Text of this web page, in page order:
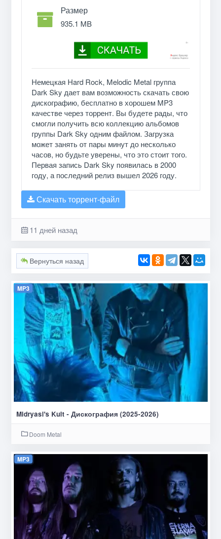
Размер
935.1 MB
Немецкая Hard Rock, Melodic Metal группа
Dark Sky дает вам возможность скачать свою
дискографию, бесплатно в хорошем MP3
качестве через торрент. Вы будете рады, что
смогли получить всю коллекцию альбомов
группы Dark Sky одним файлом. Загрузка
может занять от пары минут до несколько
часов, но будьте уверены, что это стоит того.
Первая запись Dark Sky появилась в 2000
году, а последний релиз вышел 2026 году.
Скачать торрент-файл
11 дней назад
Вернуться назад
MP3
Midryasi's Kult - Дискография (2025-2026)
Doom Metal
MP3